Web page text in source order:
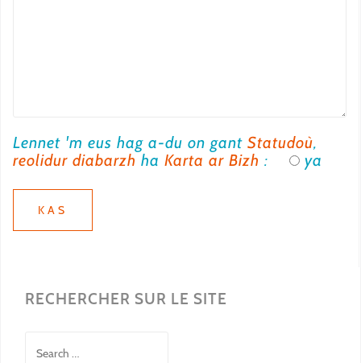
Lennet 'm eus hag a-du on gant Statudoù,
reolidur diabarzh ha Karta ar Bizh : ya
RECHERCHER SUR LE SITE